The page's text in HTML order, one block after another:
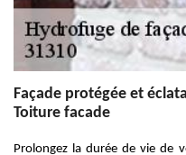
Façade protégée et
Toiture facade
Prolongez la durée de vie de